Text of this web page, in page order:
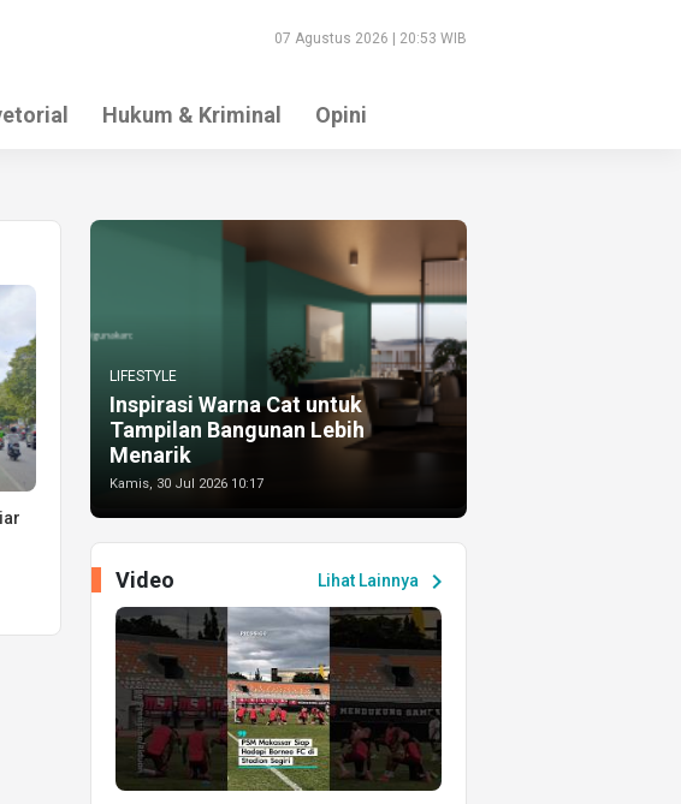
07 Agustus 2026 | 20:53 WIB
Hukum & Kriminal Opini
LIFESTYLE
Inspirasi Warna Cat untuk
Tampilan Bangunan Lebih
Menarik
Kamis, 30 Jul 2026 10:17
Lihat Lainnya chevron_right
Video